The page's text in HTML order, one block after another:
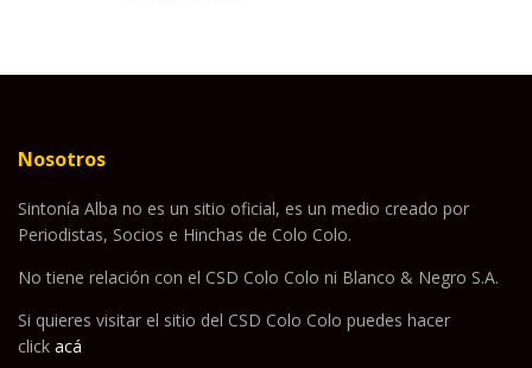
Nosotros
Sintonía Alba no es un sitio oficial, es un medio creado por
Periodistas, Socios e Hinchas de Colo Colo.
No tiene relación con el CSD Colo Colo ni Blanco & Negro S.A.
Si quieres visitar el sitio del CSD Colo Colo puedes hacer
click acá